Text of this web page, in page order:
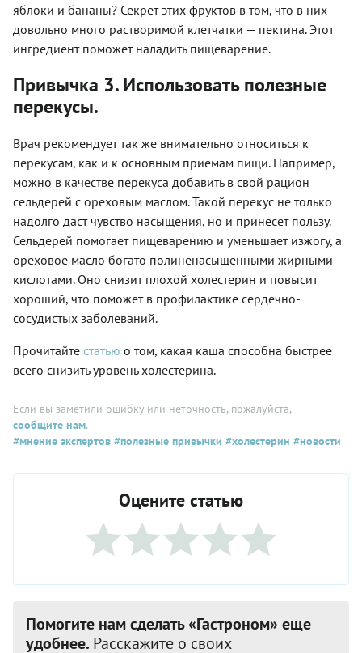
яблоки и бананы? Секрет этих фруктов в том, что в них
довольно много растворимой клетчатки — пектина. Этот
ингредиент поможет наладить пищеварение.
Привычка 3. Использовать полезные
перекусы.
Врач рекомендует так же внимательно относиться к
перекусам, как и к основным приемам пищи. Например,
можно в качестве перекуса добавить в свой рацион
сельдерей с ореховым маслом. Такой перекус не только
надолго даст чувство насыщения, но и принесет пользу.
Сельдерей помогает пищеварению и уменьшает изжогу, а
ореховое масло богато полиненасыщенными жирными
кислотами. Оно снизит плохой холестерин и повысит
хороший, что поможет в профилактике сердечно-
сосудистых заболеваний.
Прочитайте статью о том, какая каша способна быстрее
всего снизить уровень холестерина.
Если вы заметили ошибку или неточность, пожалуйста,
сообщите нам.
#мнение экспертов #полезные привычки #холестерин #новости
Оцените статью
Помогите нам сделать «Гастроном» еще
удобнее. Расскажите о своих